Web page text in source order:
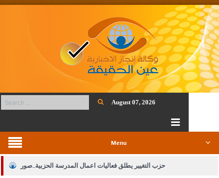
August 07, 2026
Menu
حزب التغيير يطلق فعاليات اعمال المدرسة الحزبية..صور